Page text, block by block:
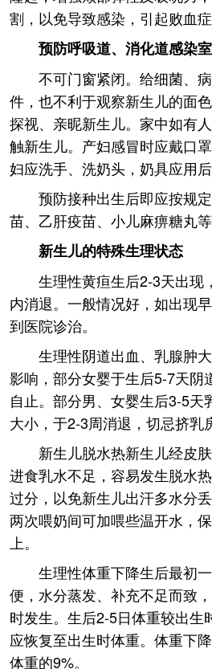
割，以免导致感染，引起败血症
预防呼吸道、消化道感染
不可门窗紧闭。给细菌、
件，也不利于观察新生儿的面
探视、亲昵新生儿。家中如有
触新生儿。产妇感冒时应戴口
妇应洗手、洗奶头，奶具应用后
预防接种出生后即应按规
苗、乙肝疫苗、小儿麻痹糖丸等
新生儿的特殊生理状态
生理性黄疸生后2-3天出现
内消退。一般情况好，如出现
到医院诊治。
生理性阴道出血、乳腺肿
影响，部分女婴于生后5-7天阴
自止。部分男、女婴生后3-5天
大小，于2-3周消退，切忌挤乳
新生儿脱水热新生儿经皮
进食乳水不足，容易发生脱水
过分，以免新生儿出汗多水分
两次喂奶间可加喂些温开水，
上。
生理性体重下降生后最初
便，水分蒸发、补充不足而致
时发生。生后2-5日体重较出生
应恢复至出生时体重。体重下
体重的9%。